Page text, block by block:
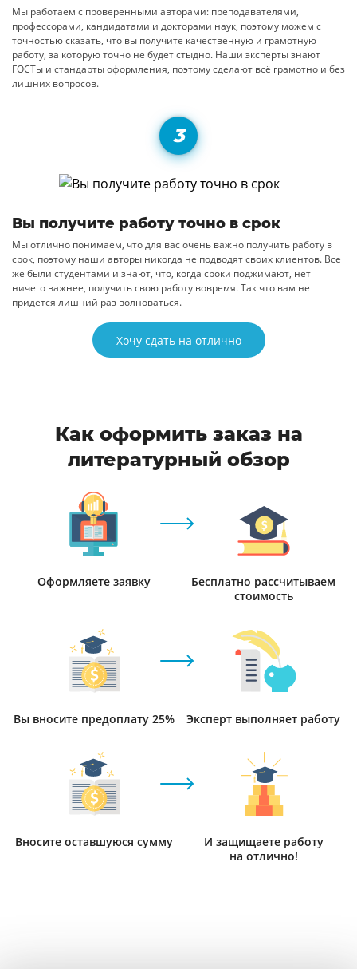
Мы работаем с проверенными авторами: преподавателями,
профессорами, кандидатами и докторами наук, поэтому можем с
точностью сказать, что вы получите качественную и грамотную
работу, за которую точно не будет стыдно. Наши эксперты знают
ГОСТы и стандарты оформления, поэтому сделают всё грамотно и без
лишних вопросов.
Вы получите работу точно в срок
Мы отлично понимаем, что для вас очень важно получить работу в
срок, поэтому наши авторы никогда не подводят своих клиентов. Все
же были студентами и знают, что, когда сроки поджимают, нет
ничего важнее, получить свою работу вовремя. Так что вам не
придется лишний раз волноваться.
Хочу сдать на отлично
Как оформить заказ на
литературный обзор
Оформляете заявку
Бесплатно рассчитываем
стоимость
Вы вносите предоплату 25% Эксперт выполняет работу
Вносите оставшуюся сумму
И защищаете работу
на отлично!